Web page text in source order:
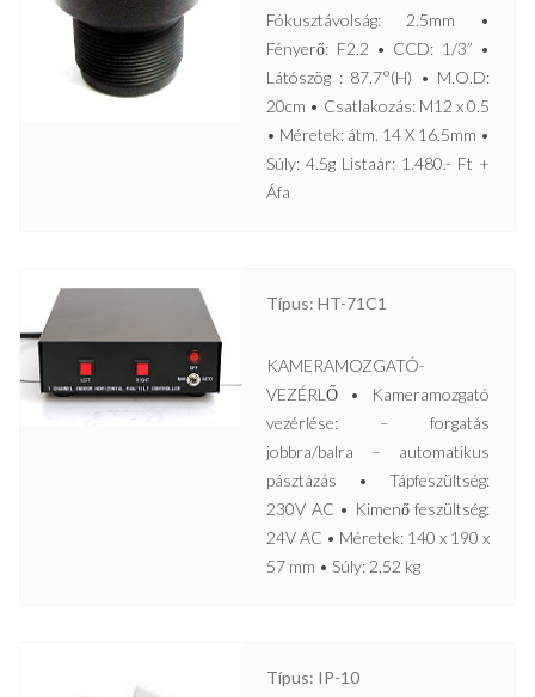
Fókusztávolság: 2.5mm •
Fényerő: F2.2 • CCD: 1/3” •
Látószög : 87.7°(H) • M.O.D:
20cm • Csatlakozás: M12 x 0.5
• Méretek: átm. 14 X 16.5mm •
Súly: 4.5g Listaár: 1.480.- Ft +
Áfa
Típus: HT-71C1
KAMERAMOZGATÓ-
VEZÉRLŐ • Kameramozgató
vezérlése: – forgatás
jobbra/balra – automatikus
pásztázás • Tápfeszültség:
230V AC • Kimenő feszültség:
24V AC • Méretek: 140 x 190 x
57 mm • Súly: 2,52 kg
Típus: IP-10